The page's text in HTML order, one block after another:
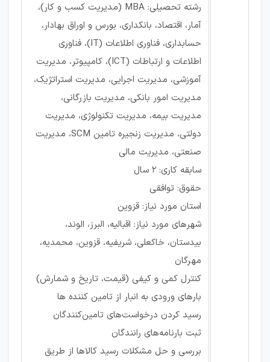
رشته تحصیلی: MBA (مدیریت کسب و کار)،
آمار، اقتصاد، بانکداری، بورس و اوراق بهادار،
حسابداری، فناوری اطلاعات (IT)، فناوری
اطلاعات و ارتباطات (ICT)، کامپیوتر، مدیریت
آموزشی، مدیریت اجرایی، مدیریت استراتژیک،
مدیریت امور بانکی، مدیریت بازرگانی،
مدیریت بیمه، مدیریت تکنولوژی، مدیریت
دولتی، مدیریت زنجیره تامین SCM، مدیریت
صنعتی، مدیریت مالی
سابقه کاری: ۲ سال
حقوق: توافقی
استان مورد نیاز: قزوین
شهرهای مورد نیاز: اقبالیه، البرز، الوند،
بیدستان، خاکعلی، شریفیه، قزوین، محمدیه،
مهرگان
کنترل کمی و کیفی (قیمت، تاریخ و شمارش)
بارهای ورودی به انبار از تامین کننده ها
رسید کردن درخواست‌های تامین‌کنندگان
ثبت بارنامه‌های رانندگان
بررسی و حل مشکلات رسید کالاها از طریق